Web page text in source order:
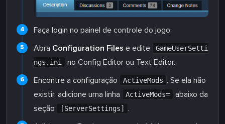
Faça login no painel de controle do jogo.
Abra Configuration Files e edite
GameUserSetti
ngs.ini
no Config Editor ou Text Editor.
Encontre a configuração
ActiveMods . Se ela não
existir, adicione uma linha
ActiveMods=
abaixo da
seção
[ServerSettings]
.